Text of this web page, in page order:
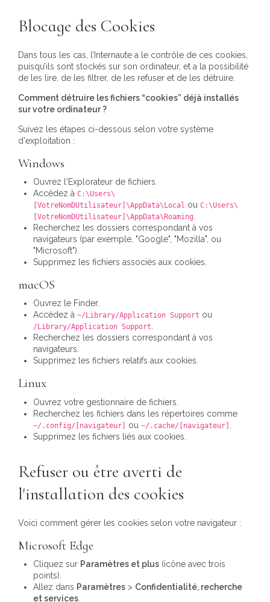
Blocage des Cookies
Dans tous les cas, l’Internaute a le contrôle de ces cookies,
puisqu’ils sont stockés sur son ordinateur, et a la possibilité
de les lire, de les filtrer, de les refuser et de les détruire.
Comment détruire les fichiers “cookies” déjà installés
sur votre ordinateur ?
Suivez les étapes ci-dessous selon votre système
d'exploitation :
Windows
Ouvrez l'Explorateur de fichiers.
Accédez àC:\Users\
[VotreNomDUtilisateur]\AppData\Local ouC:\Users\
[VotreNomDUtilisateur]\AppData\Roaming
Recherchez les dossiers correspondant à vos
navigateurs (par exemple, "Google", "Mozilla", ou
"Microsoft").
Supprimez les fichiers associés aux cookies.
macOS
Ouvrez le Finder.
Accédez à~/Library/Application Support ou
/Library/Application Support.
Recherchez les dossiers correspondant à vos
navigateurs.
Supprimez les fichiers relatifs aux cookies.
Linux
Ouvrez votre gestionnaire de fichiers.
Recherchez les fichiers dans les répertoires comme
~/.config/[navigateur] ou~/.cache/[navigateur]
Supprimez les fichiers liés aux cookies.
Refuser ou être averti de
l'installation des cookies
Voici comment gérer les cookies selon votre navigateur :
Microsoft Edge
Cliquez sur Paramètres et plus (icône avec trois
points).
Allez dans Paramètres > Confidentialité, recherche
et services.